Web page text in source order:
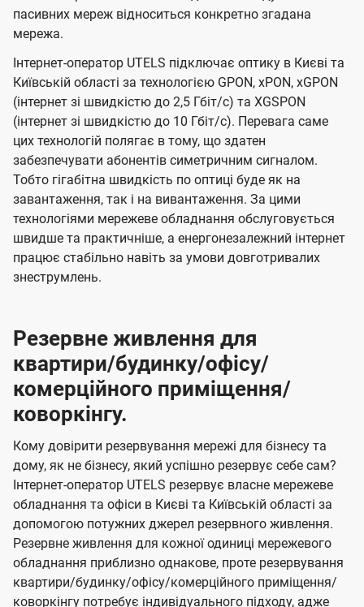
пасивних мереж відноситься конкретно згадана
мережа.
Інтернет-оператор UTELS підключає оптику в Києві та
Київській області за технологією GPON, xPON, xGPON
(інтернет зі швидкістю до 2,5 Гбіт/с) та XGSPON
(інтернет зі швидкістю до 10 Гбіт/с). Перевага саме
цих технологій полягає в тому, що здатен
забезпечувати абонентів симетричним сигналом.
Тобто гігабітна швидкість по оптиці буде як на
завантаження, так і на вивантаження. За цими
технологіями мережеве обладнання обслуговується
швидше та практичніше, а енергонезалежний інтернет
працює стабільно навіть за умови довготривалих
знеструмлень.
Резервне живлення для
квартири/будинку/офісу/
комерційного приміщення/
коворкінгу.
Кому довірити резервування мережі для бізнесу та
дому, як не бізнесу, який успішно резервує себе сам?
Інтернет-оператор UTELS резервує власне мережеве
обладнання та офіси в Києві та Київській області за
допомогою потужних джерел резервного живлення.
Резервне живлення для кожної одиниці мережевого
обладнання приблизно однакове, проте резервування
квартири/будинку/офісу/комерційного приміщення/
коворкінгу потребує індивідуального підходу, адже